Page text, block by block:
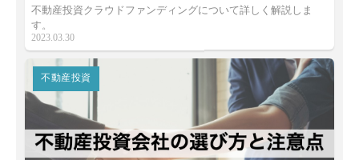
不動産投資クラウドファンディングについて詳しく解説しま
す。
2023.03.30
不動産投資